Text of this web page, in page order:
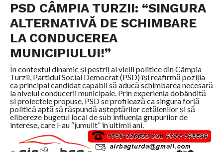
PSD CÂMPIA TURZII: “SINGURA
ALTERNATIVĂ DE SCHIMBARE
LA CONDUCEREA
MUNICIPIULUI!”
În contextul dinamic și pestriț al vieții politice din Câmpia
Turzii, Partidul Social Democrat (PSD) își reafirmă poziția
ca principal candidat capabil să aducă schimbarea necesară
la nivelul conducerii municipale. Prin experiența dobândită
și proiectele propuse, PSD se profilează ca singura forță
politică aptă să răspundă așteptărilor cetățenilor și să
elibereze bugetul local de sub influența grupurilor de
interese, care l-au “jumulit” în ultimii ani.